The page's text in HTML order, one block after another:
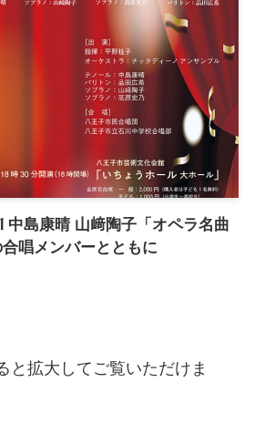
中島康晴 山﨑陶子「オペラ名曲
唱メンバーとともに
と拡大してご覧いただけま